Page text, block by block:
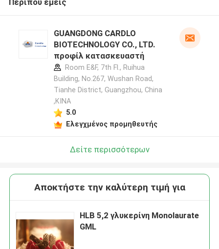
Περίπου εμείς
GUANGDONG CARDLO
BIOTECHNOLOGY CO., LTD.
προφίλ κατασκευαστή
Room E&F, 7th Fl., Ruihua
Building, No.267, Wushan Road,
Tianhe District, Guangzhou, China
,ΚΙΝΑ
5.0
Ελεγχμένος προμηθευτής
Δείτε περισσότερων
Αποκτήστε την καλύτερη τιμή για
HLB 5,2 γλυκερίνη Monolaurate
GML